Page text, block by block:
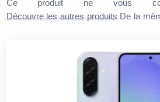
Ce produit ne vous
Découvre les autres produits De la